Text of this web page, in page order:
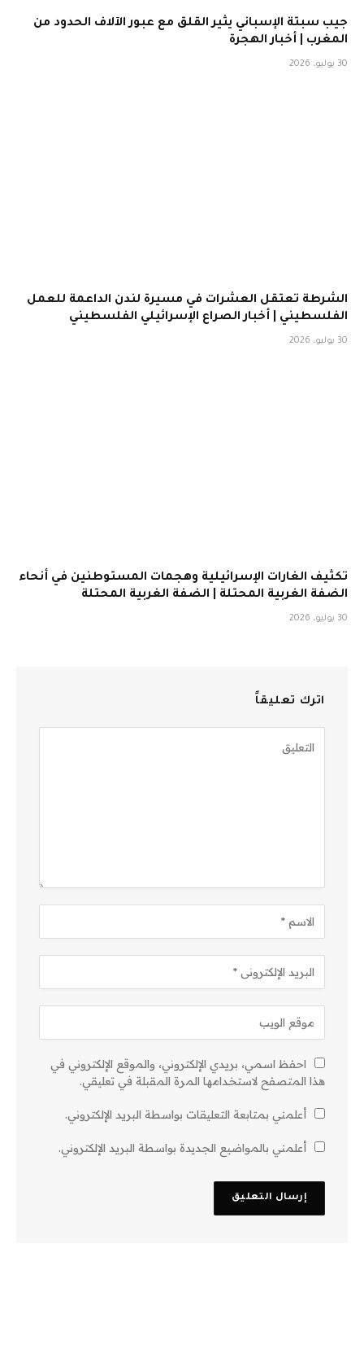
جيب سبتة الإسباني يثير القلق مع عبور الآلاف الحدود من
المغرب | أخبار الهجرة
30 يوليو، 2026
الشرطة تعتقل العشرات في مسيرة لندن الداعمة للعمل
الفلسطيني | أخبار الصراع الإسرائيلي الفلسطيني
30 يوليو، 2026
تكثيف الغارات الإسرائيلية وهجمات المستوطنين في أنحاء
الضفة الغربية المحتلة | الضفة الغربية المحتلة
30 يوليو، 2026
اترك تعليقاً
احفظ اسمي، بريدي الإلكتروني، والموقع الإلكتروني في
هذا المتصفح لاستخدامها المرة المقبلة في تعليقي.
أعلمني بمتابعة التعليقات بواسطة البريد الإلكتروني.
أعلمني بالمواضيع الجديدة بواسطة البريد الإلكتروني.